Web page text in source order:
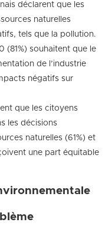
déclarent que les
naturelles
tels que la pollution.
(81%) souhaitent que le
de l’industrie
négatifs sur
que les citoyens
les décisions
naturelles (61%) et
une part équitable